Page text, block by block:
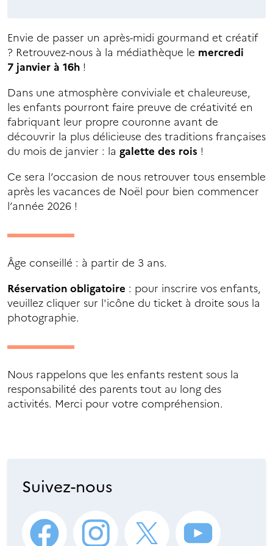
Envie de passer un après-midi gourmand et créatif
? Retrouvez-nous à la médiathèque le mercredi
7 janvier à 16h !
Dans une atmosphère conviviale et chaleureuse,
les enfants pourront faire preuve de créativité en
fabriquant leur propre couronne avant de
découvrir la plus délicieuse des traditions françaises
du mois de janvier : la galette des rois !
Ce sera l’occasion de nous retrouver tous ensemble
après les vacances de Noël pour bien commencer
l’année 2026 !
Âge conseillé : à partir de 3 ans.
Réservation obligatoire : pour inscrire vos enfants,
veuillez cliquer sur l'icône du ticket à droite sous la
photographie.
Nous rappelons que les enfants restent sous la
responsabilité des parents tout au long des
activités. Merci pour votre compréhension.
Suivez-nous